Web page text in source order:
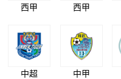
西甲 西甲
中超 中甲